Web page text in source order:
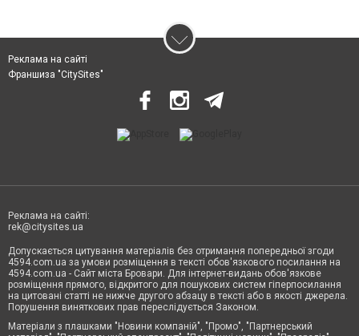
Реклама на сайті
Франшиза "CitySites"
Реклама на сайті:
rek@citysites.ua
Допускається цитування матеріалів без отримання попередньої згоди
4594.com.ua за умови розміщення в тексті обов'язкового посилання на
4594.com.ua - Сайт міста Бровари. Для інтернет-видань обов'язкове
розміщення прямого, відкритого для пошукових систем гіперпосилання
на цитовані статті не нижче другого абзацу в тексті або в якості джерела.
Порушення виняткових прав переслідується Законом.
Матеріали з плашками "Новини компаній", "Промо", "Партнерський